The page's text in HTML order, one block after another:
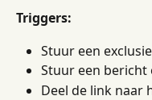
Triggers:
Stuur een
Stuur een bericht
Deel de link naar